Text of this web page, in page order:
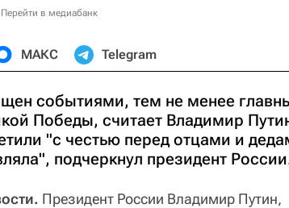
Перейти в медиабанк
МАКС Telegram
событиями, тем не менее
Победы, считает Владимир
"с честью перед отцами и
подчеркнул президент
Президент России Владимир Путин,